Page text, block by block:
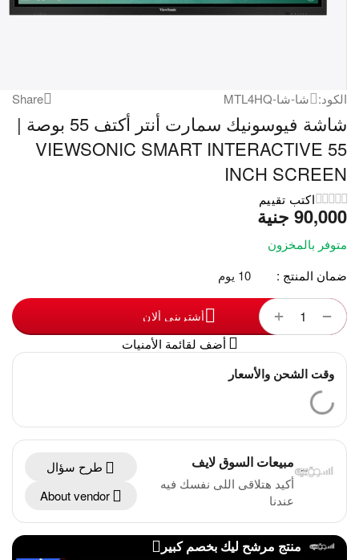
الكود: شا-شا-MTL4HQ Share
شاشة فيوسونيك سمارت أنتر أكتف 55 بوصة |
VIEWSONIC SMART INTERACTIVE 55
INCH SCREEN
اكتب تقييم
جنية 90,000
متوفر بالمخزون
ضمان المنتج :
10 يوم
+ − أشترينى ألان
أضف لقائمة الأمنيات
وقت الشحن والأسعار
مبيعات السوق لايف
أكيد هتلاقى اللى نفسك فيه
عندنا
طرح سؤال
About vendor
منتج مرشح ليك بخصم كبير